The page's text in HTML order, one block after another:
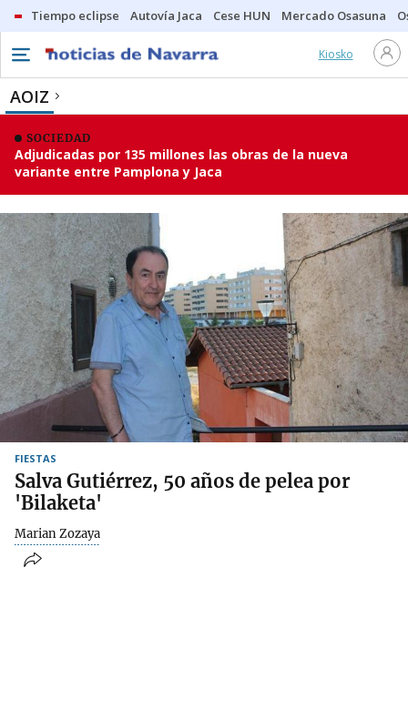
Tiempo eclipse Autovía Jaca Cese HUN Mercado Osasuna
Kiosko
AOIZ
SOCIEDAD
Adjudicadas por 135 millones las obras de la nueva
variante entre Pamplona y Jaca
FIESTAS
Salva Gutiérrez, 50 años de pelea por
'Bilaketa'
Marian Zozaya